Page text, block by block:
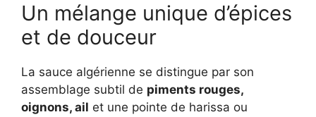
Un mélange unique d’épices
et de douceur
La sauce algérienne se distingue par son
assemblage subtil de piments rouges,
oignons, ail et une pointe de harissa ou